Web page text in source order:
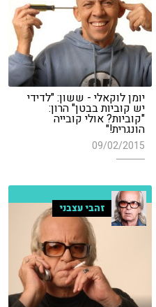
יומן לוקאלי - ששון: "לדידי
יש קוביות בבטן" הרון:
"קוביות? אולי קובייה
הונגרית!"
09/02/2015
זהבי עצבני